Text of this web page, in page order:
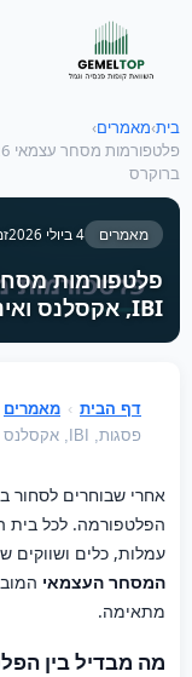
בית›מאמרים›
ברוקרס
מאמרים 4 ביולי 2026
IBI, אקסלנס ואינטראקטיב ברוקרס
דף הבית › מאמרים
פסגות, IBI, אקסלנס ואינטראקטיב ברוקרס
אחרי שבוחרים לסחור
הפלטפורמה. לכל
עמלות, כלים ושווקים
המסחר העצמאי
מתאימה.
מה מבדיל בין